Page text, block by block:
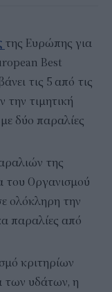
της Ευρώπης για
Best
τις 5 από τις
την τιμητική
δύο παραλίες
της
του Οργανισμού
ολόκληρη την
παραλίες από
κριτηρίων
των υδάτων, η